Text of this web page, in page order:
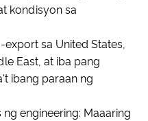
kondisyon sa
sa United States,
East, at iba pang
ibang paraan ng
engineering: Maaaring